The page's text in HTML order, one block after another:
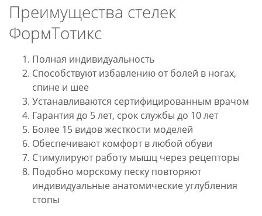
Преимущества стелек
ФормТотикс
Полная индивидуальность
Способствуют избавлению от болей в ногах,
спине и шее
Устанавливаются сертифицированным врачом
Гарантия до 5 лет, срок службы до 10 лет
Более 15 видов жесткости моделей
Обеспечивают комфорт в любой обуви
Стимулируют работу мышц через рецепторы
Подобно морскому песку повторяют
индивидуальные анатомические углубления
стопы